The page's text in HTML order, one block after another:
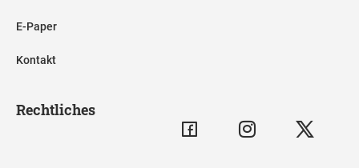
E-Paper
Kontakt
Rechtliches